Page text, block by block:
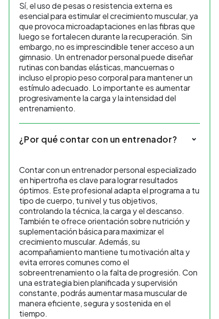
Sí, el uso de pesas o resistencia externa es
esencial para estimular el crecimiento muscular, ya
que provoca microadaptaciones en las fibras que
luego se fortalecen durante la recuperación. Sin
embargo, no es imprescindible tener acceso a un
gimnasio. Un entrenador personal puede diseñar
rutinas con bandas elásticas, mancuernas o
incluso el propio peso corporal para mantener un
estímulo adecuado. Lo importante es aumentar
progresivamente la carga y la intensidad del
entrenamiento.
¿Por qué contar con un entrenador?
Contar con un entrenador personal especializado
en hipertrofia es clave para lograr resultados
óptimos. Este profesional adapta el programa a tu
tipo de cuerpo, tu nivel y tus objetivos,
controlando la técnica, la carga y el descanso.
También te ofrece orientación sobre nutrición y
suplementación básica para maximizar el
crecimiento muscular. Además, su
acompañamiento mantiene tu motivación alta y
evita errores comunes como el
sobreentrenamiento o la falta de progresión. Con
una estrategia bien planificada y supervisión
constante, podrás aumentar masa muscular de
manera eficiente, segura y sostenida en el
tiempo.